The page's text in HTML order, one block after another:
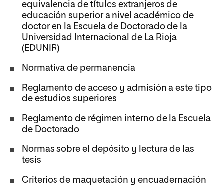
equivalencia de títulos extranjeros de
educación superior a nivel académico de
doctor en la Escuela de Doctorado de la
Universidad Internacional de La Rioja
(EDUNIR)
Normativa de permanencia
Reglamento de acceso y admisión a este tipo
de estudios superiores
Reglamento de régimen interno de la Escuela
de Doctorado
Normas sobre el depósito y lectura de las
tesis
Criterios de maquetación y encuadernación